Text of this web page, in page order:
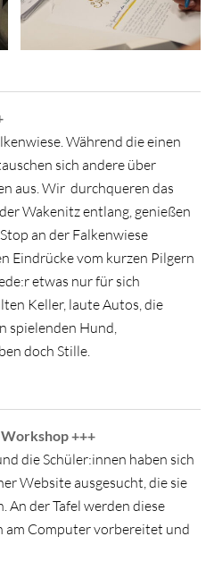
Während die einen
sich andere über
aus. Wir durchqueren das
Wakenitz entlang, genießen
an der Falkenwiese
Eindrücke vom kurzen Pilgern
etwas nur für sich
Keller, laute Autos, die
spielenden Hund,
doch Stille.
+++
die Schüler:innen haben sich
Website ausgesucht, die sie
An der Tafel werden diese
am Computer vorbereitet und